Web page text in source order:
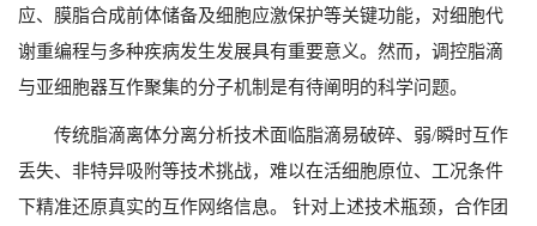
应、膜脂合成前体储备及细胞应激保护等关键功能，对细胞代
谢重编程与多种疾病发生发展具有重要意义。然而，调控脂滴
与亚细胞器互作聚集的分子机制是有待阐明的科学问题。
传统脂滴离体分离分析技术面临脂滴易破碎、弱/瞬时互作
丢失、非特异吸附等技术挑战，难以在活细胞原位、工况条件
下精准还原真实的互作网络信息。 针对上述技术瓶颈，合作团